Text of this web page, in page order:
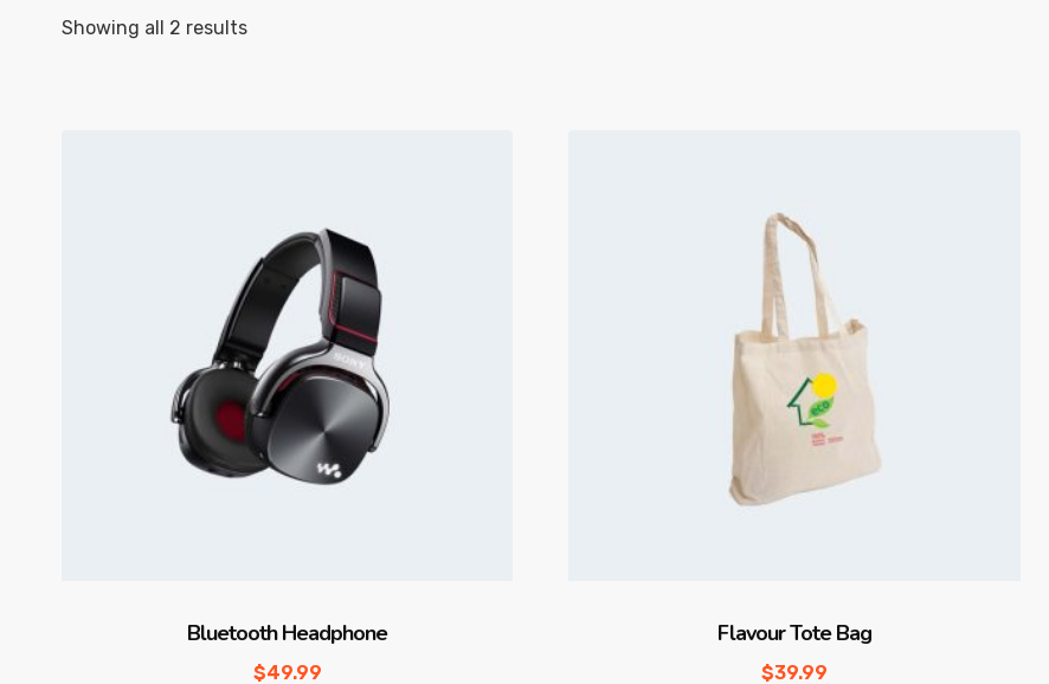
Showing all 2 results
Bluetooth Headphone
$49.99
Flavour Tote Bag
$39.99